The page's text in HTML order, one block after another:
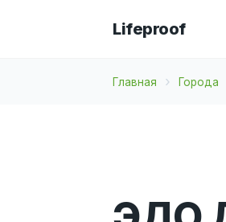
Lifeproof
Главная Города